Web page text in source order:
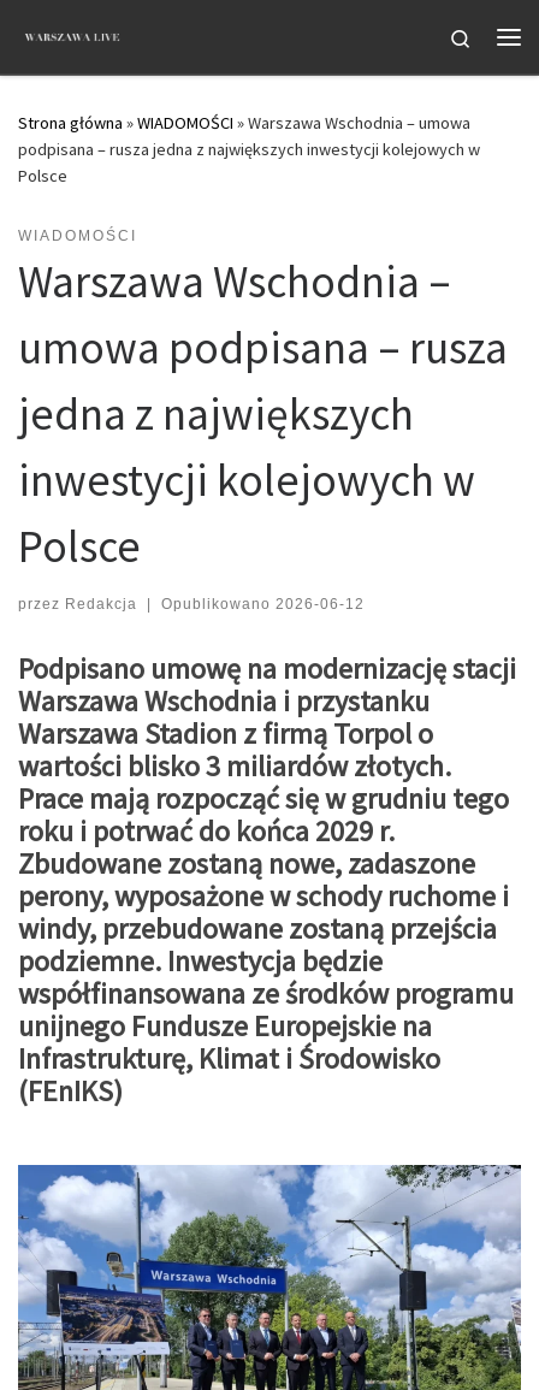
Przejdź do treści
Search
Strona główna »WIADOMOŚCI »Warszawa Wschodnia – umowa
podpisana – rusza jedna z największych inwestycji kolejowych w
Polsce
WIADOMOŚCI
Warszawa Wschodnia –
umowa podpisana – rusza
jedna z największych
inwestycji kolejowych w
Polsce
przez Redakcja | Opublikowano 2026-06-12
Podpisano umowę na modernizację stacji
Warszawa Wschodnia i przystanku
Warszawa Stadion z firmą Torpol o
wartości blisko 3 miliardów złotych.
Prace mają rozpocząć się w grudniu tego
roku i potrwać do końca 2029 r.
Zbudowane zostaną nowe, zadaszone
perony, wyposażone w schody ruchome i
windy, przebudowane zostaną przejścia
podziemne. Inwestycja będzie
współfinansowana ze środków programu
unijnego Fundusze Europejskie na
Infrastrukturę, Klimat i Środowisko
(FEnIKS)